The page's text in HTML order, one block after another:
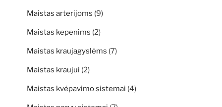
Maistas arterijoms (9)
Maistas kepenims (2)
Maistas kraujagyslėms (7)
Maistas kraujui (2)
Maistas kvėpavimo sistemai (4)